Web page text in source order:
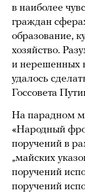
в наиболее
граждан
образование,
хозяйство.
и нерешенных
удалось
Госсовета
На парадном
«Народный
поручений в
„майских
поручений
поручений